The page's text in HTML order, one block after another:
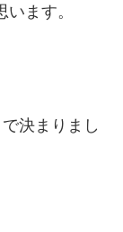
ます。
決まりまし